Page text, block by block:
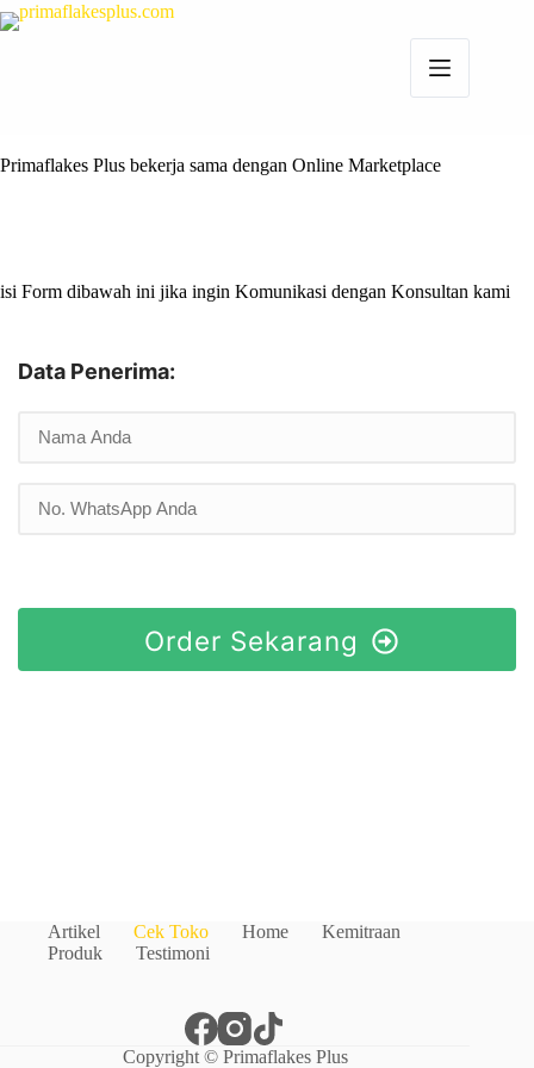
Primaflakes Plus bekerja sama dengan Online Marketplace
isi Form dibawah ini jika ingin Komunikasi dengan Konsultan kami
Data Penerima:
Order Sekarang
Artikel Cek Toko Home
Kemitraan
Produk
Testimoni
Copyright © Primaflakes Plus